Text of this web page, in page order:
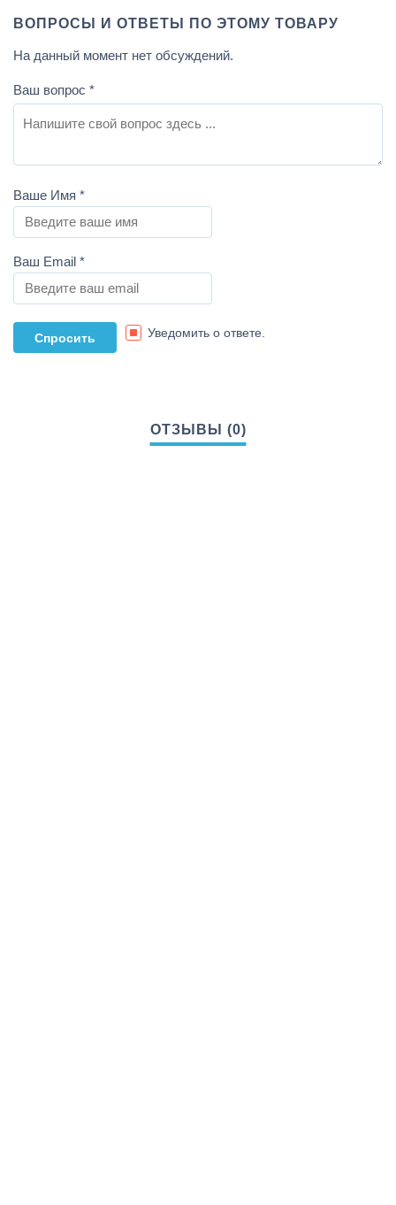
ВОПРОСЫ И ОТВЕТЫ ПО ЭТОМУ ТОВАРУ
На данный момент нет обсуждений.
Ваш вопрос *
Ваше Имя *
Ваш Email *
Уведомить о ответе.